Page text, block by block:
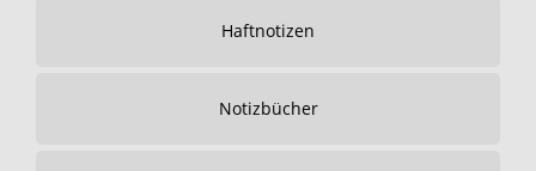
Haftnotizen
Notizbücher